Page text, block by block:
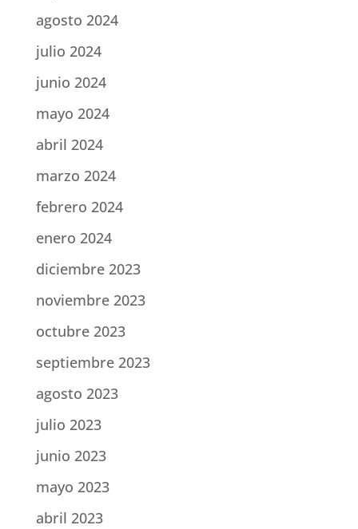
agosto 2024
julio 2024
junio 2024
mayo 2024
abril 2024
marzo 2024
febrero 2024
enero 2024
diciembre 2023
noviembre 2023
octubre 2023
septiembre 2023
agosto 2023
julio 2023
junio 2023
mayo 2023
abril 2023